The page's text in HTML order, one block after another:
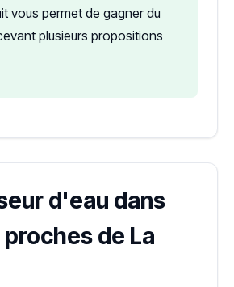
vous permet de gagner du
plusieurs propositions
d'eau dans
de La